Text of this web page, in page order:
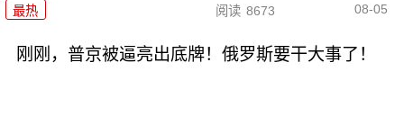
最热 阅读 8673 08-05
刚刚，普京被逼亮出底牌！俄罗斯要干大事了！